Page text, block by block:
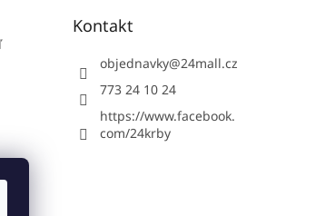
Kontakt
objednavky@24mall.cz
773 24 10 24
https://www.facebook.
com/24krby